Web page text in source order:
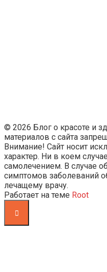
© 2026 Блог о красоте и
материалов с сайта
Внимание! Сайт носит
характер. Ни в коем
самолечением. В случае
симптомов заболеваний
лечащему врачу.
Работает на теме Root